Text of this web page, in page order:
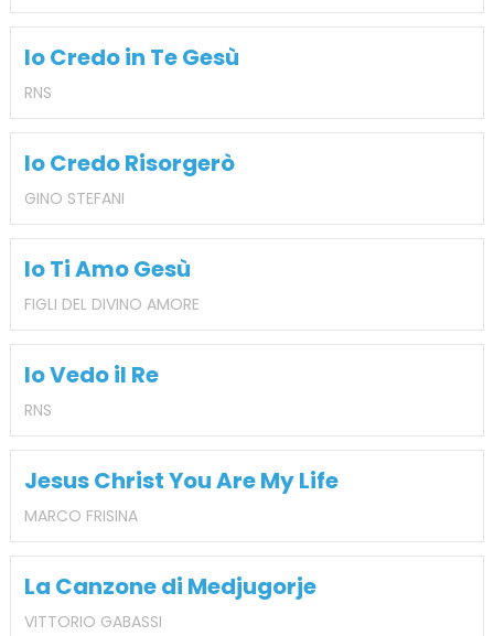
Io Credo in Te Gesù
RNS
Io Credo Risorgerò
GINO STEFANI
Io Ti Amo Gesù
FIGLI DEL DIVINO AMORE
Io Vedo il Re
RNS
Jesus Christ You Are My Life
MARCO FRISINA
La Canzone di Medjugorje
VITTORIO GABASSI